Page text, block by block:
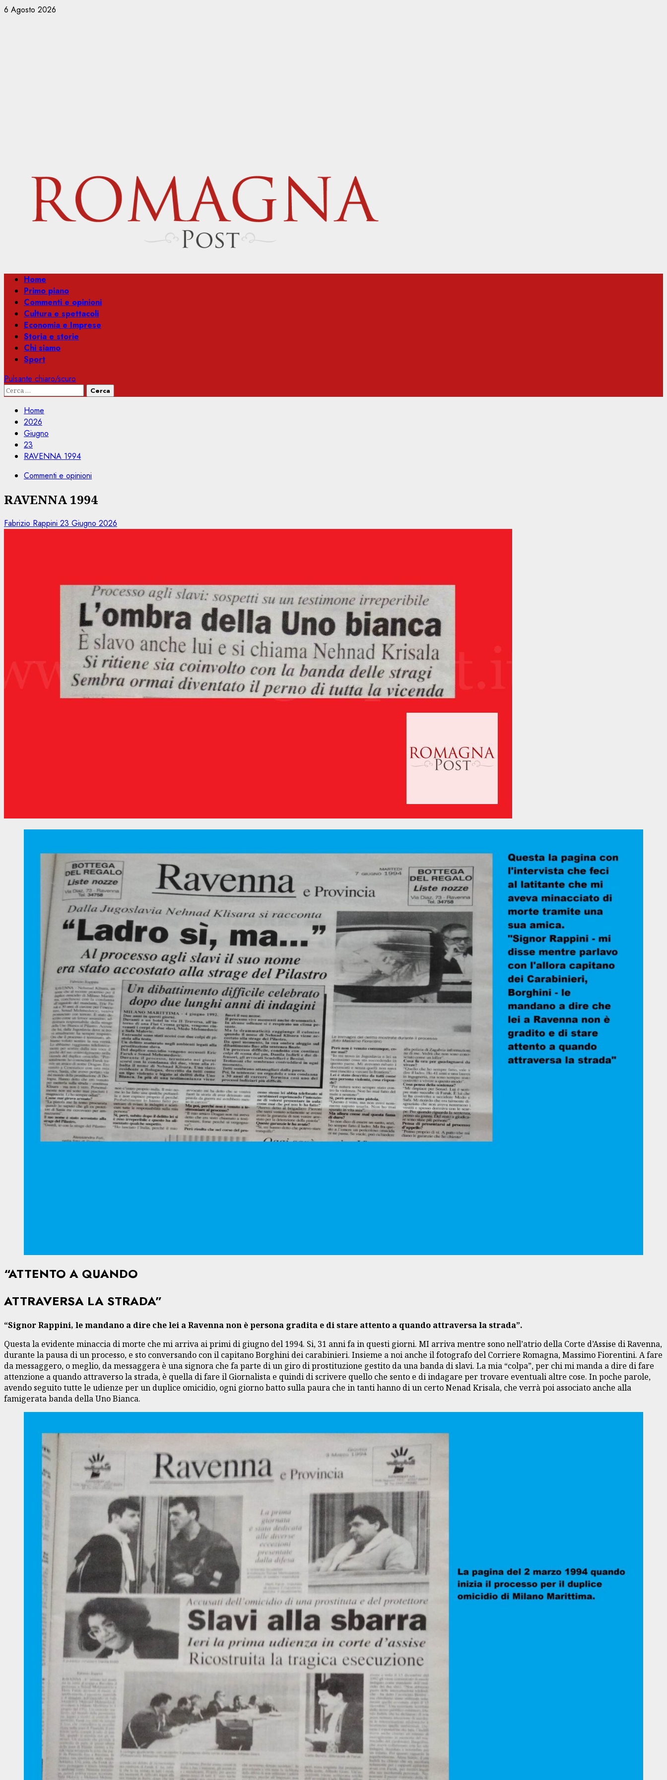
Vai
6 Agosto 2026
Menu
principale
Home
Primo piano
Commenti e opinioni
Cultura e spettacoli
Economia e Imprese
Storia e storie
Chi siamo
Sport
Pulsante chiaro/scuro
Ricerca
Home
2026
Giugno
23
RAVENNA 1994
Commenti e opinioni
RAVENNA 1994
Fabrizio Rappini 23 Giugno 2026
“ATTENTO A QUANDO
ATTRAVERSA LA STRADA”
“Signor Rappini, le mandano a dire che lei a Ravenna non è persona gradita e di stare attento a quando attraversa la strada”.
Questa la evidente minaccia di morte che mi arriva ai primi di giugno del 1994. Si, 31 anni fa in questi giorni. MI arriva mentre sono nell’atrio della Corte d’Assise di Ravenna,
durante la pausa di un processo, e sto conversando con il capitano Borghini dei carabinieri. Insieme a noi anche il fotografo del Corriere Romagna, Massimo Fiorentini. A fare
da messaggero, o meglio, da messaggera è una signora che fa parte di un giro di prostituzione gestito da una banda di slavi. La mia “colpa”, per chi mi manda a dire di fare
attenzione a quando attraverso la strada, è quella di fare il Giornalista e quindi di scrivere quello che sento e di indagare per trovare eventuali altre cose. In poche parole,
avendo seguito tutte le udienze per un duplice omicidio, ogni giorno batto sulla paura che in tanti hanno di un certo Nenad Krisala, che verrà poi associato anche alla
famigerata banda della Uno Bianca.